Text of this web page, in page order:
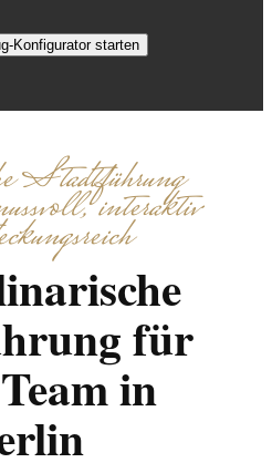
Konfigurator starten
Stadtführung
interaktiv
für
in